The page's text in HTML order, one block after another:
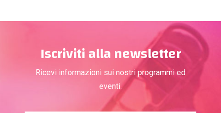
Iscriviti alla newsletter
Ricevi informazioni sui nostri programmi ed
eventi.